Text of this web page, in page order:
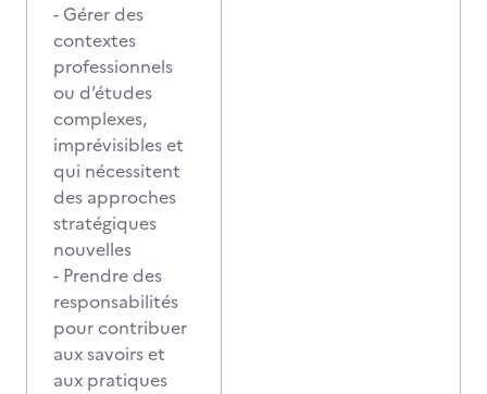
- Gérer des
contextes
professionnels
ou d’études
complexes,
imprévisibles et
qui nécessitent
des approches
stratégiques
nouvelles
- Prendre des
responsabilités
pour contribuer
aux savoirs et
aux pratiques